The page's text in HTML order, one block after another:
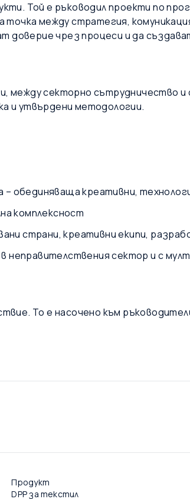
Той е ръководил проекти по
между стратегия,
доверие чрез процеси и да
между секторно сътрудничество
и утвърдени методологии.
обединяваща креативни,
комплексност
страни, креативни екипи,
сектор и с
То е насочено към
Продукт
DPP за текстил